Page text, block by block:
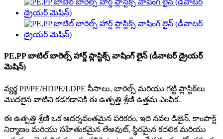
PE,PP బాటిల్ బారెల్స్ హార్డ్ ప్లాస్టిక్స్ వాషింగ్ లైన్ (డీవాటర్ డ్రైయర్
మెషిన్)
వ్యర్థ PP/PE/HDPE/LDPE సీసాలు, బారెల్స్ మరియు గట్టి ప్లాస్టిక్‌లు
మొదలైన వాటిని కడగడానికి ఈ ఉత్పత్తి శ్రేణి ఉత్తమ ఎంపిక.
ఈ ఉత్పత్తి శ్రేణి ఒక ఆదర్శవంతమైన పరికరం, ఇది నవల డిజైన్, కాంపాక్ట్
నిర్మాణం మరియు సహేతుకమైన లేఅవుట్, స్థిరమైన కదలిక మరియు